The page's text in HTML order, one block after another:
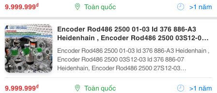
9.999.999₫ Toàn quốc >1 năm
Encoder Rod486 2500 01-03 Id 376 886-A3
Heidenhain , Encoder Rod486 2500 03S12-03
Id 376 886-07 Heidenhain, Encoder Rod486
2500 27S12-03 Heidenhain
Encoder Rod486 2500 01-03 Id 376 886-A3 Heidenhain ,
Encoder Rod486 2500 03S12-03 Id 376 886-07
Heidenhain, Encoder Rod486 2500 27S12-03
Heidenhain Liên Hệ Để Được Tư Vấn Chi Tiết Và Đặt
Hàng : Zalo/Call : Mr Trung 0935046381 Mail:...
9.999.999₫ Toàn quốc >1 năm